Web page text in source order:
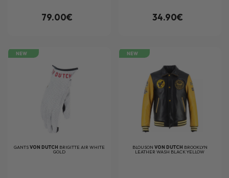
79.00€ 34.90€
NEW
GANTSVON DUTCH BRIGITTE AIR WHITE
GOLD
NEW
BLOUSON VON DUTCH BROOKLYN
LEATHER WASH BLACK YELLOW